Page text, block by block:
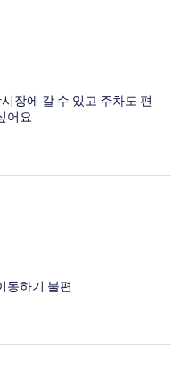
장에 갈 수 있고 주차도 편
어요
동하기 불편